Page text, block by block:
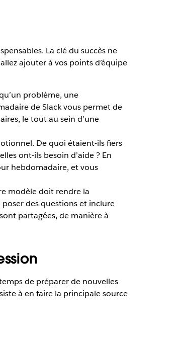
La clé du succès ne
ajouter à vos points d’équipe
problème, une
de Slack vous permet de
le tout au sein d’une
De quoi étaient-ils fiers
ont-ils besoin d’aide ? En
hebdomadaire, et vous
modèle doit rendre la
des questions et inclure
partagées, de manière à
de préparer de nouvelles
à en faire la principale source